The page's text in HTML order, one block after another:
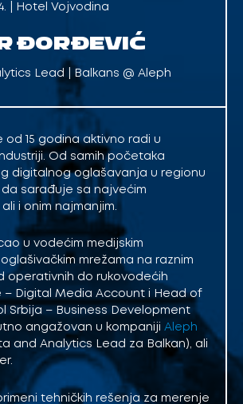
| Hotel Vojvodina
ĐORĐEVIĆ
Lead | Balkans @ Aleph
od 15 godina aktivno radi u
Od samih početaka
digitalnog oglašavanja u regionu
sarađuje sa najvećim
i onim najmanjim.
u vodećim medijskim
mrežama na raznim
operativnih do rukovodećih
– Digital Media Account i Head of
Srbija – Business Development
angažovan u kompaniji Aleph
and Analytics Lead za Balkan), ali
tehničkih rešenja za merenje